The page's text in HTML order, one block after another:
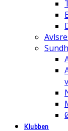
Klubben